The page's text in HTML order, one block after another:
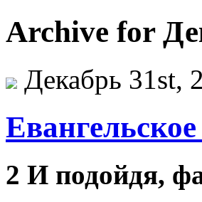
Archive for
Декабрь 31st,
2 И подойдя,